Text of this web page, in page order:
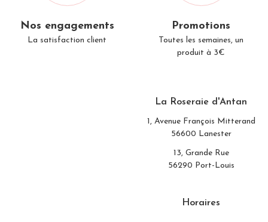
Nos engagements
La satisfaction client
Promotions
Toutes les semaines, un
produit à 3€
La Roseraie d'Antan
1, Avenue François Mitterand
56600 Lanester
13, Grande Rue
56290 Port-Louis
Horaires